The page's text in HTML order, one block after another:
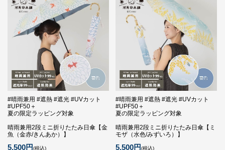
#晴雨兼用 #遮熱 #遮光 #UVカット
#UPF50＋
夏の限定ラッピング対象
晴雨兼用2段ミニ折りたたみ日傘【金
魚（金赤/きんあか）】
5,500円(税込)
#晴雨兼用 #遮熱 #遮光 #UVカット
#UPF50＋
夏の限定ラッピング対象
晴雨兼用2段ミニ折りたたみ日傘【ミ
モザ（水色/みずいろ）】
5,500円(税込)